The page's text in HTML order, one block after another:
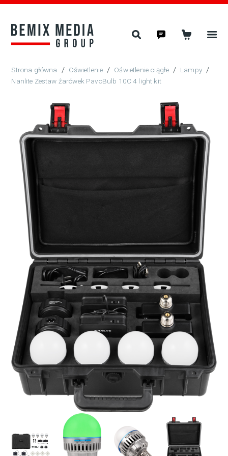
/ Oświetlenie / Oświetlenie ciągłe / Lampy/
Nanlite Zestaw żarówek PavoBulb 10C 4 light kit